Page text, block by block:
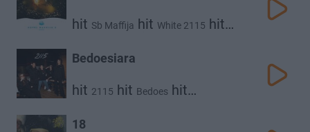
hit Sb Maffija hit White 2115 hit
Bedoesiara
hit 2115 hit Bedoes hit
Abel De Jong
18